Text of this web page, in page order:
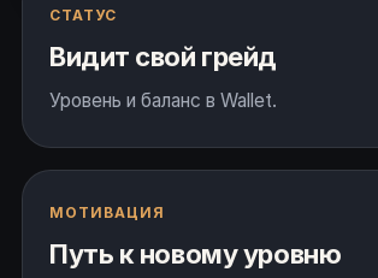
СТАТУС
Видит свой грейд
Уровень и баланс в Wallet.
МОТИВАЦИЯ
Путь к новому уровню